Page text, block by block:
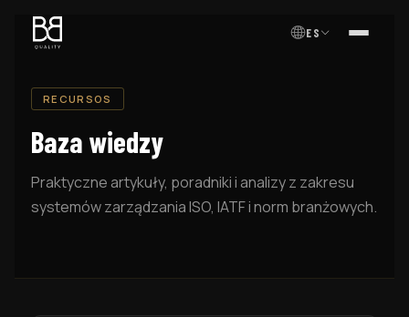
ES MENÚ
RECURSOS
Baza wiedzy
Praktyczne artykuły, poradniki i analizy z zakresu
systemów zarządzania ISO, IATF i norm branżowych.